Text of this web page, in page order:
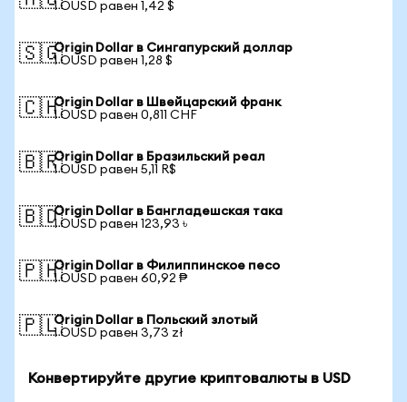
1 OUSD равен 1,42 $
🇸🇬Origin Dollar в Сингапурский доллар
1 OUSD равен 1,28 $
🇨🇭Origin Dollar в Швейцарский франк
1 OUSD равен 0,811 CHF
🇧🇷Origin Dollar в Бразильский реал
1 OUSD равен 5,11 R$
🇧🇩Origin Dollar в Бангладешская така
1 OUSD равен 123,93 ৳
🇵🇭Origin Dollar в Филиппинское песо
1 OUSD равен 60,92 ₱
🇵🇱Origin Dollar в Польский злотый
1 OUSD равен 3,73 zł
Конвертируйте другие криптовалюты в USD